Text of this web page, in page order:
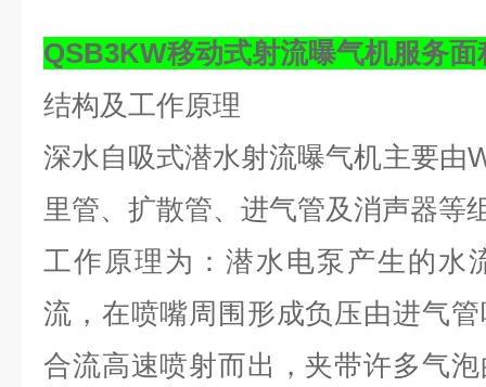
QSB3KW移动式射流曝气机服务面
结构及工作原理
深水自吸式潜水射流曝气机主要由
里管、扩散管、进气管及消声器等
工作原理为：潜水电泵产生的水
流，在喷嘴周围形成负压由进气
合流高速喷射而出，夹带许多气